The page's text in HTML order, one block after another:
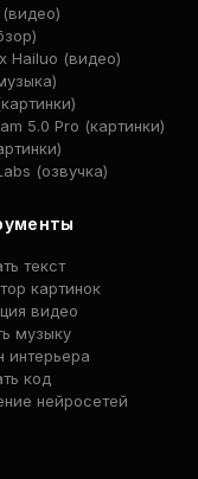
(видео)
Hailuo (видео)
5.0 Pro (картинки)
(озвучка)
текст
картинок
видео
музыку
интерьера
код
нейросетей